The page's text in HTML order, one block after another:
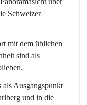
über
Schweizer
mit dem üblichen
sind als
als Ausgangspunkt
und in die